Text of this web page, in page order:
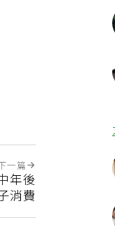
下一篇
年後
消費